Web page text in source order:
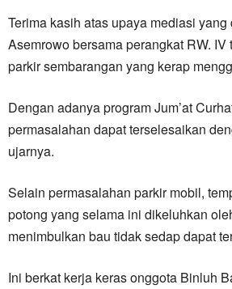
Terima kasih atas upaya mediasi
Asemrowo bersama perangkat RW.
parkir sembarangan yang kerap
Dengan adanya program Jum’at
permasalahan dapat terselesaikan
ujarnya.
Selain permasalahan parkir mobil,
potong yang selama ini dikeluhkan
menimbulkan bau tidak sedap dapat
Ini berkat kerja keras onggota Binluh